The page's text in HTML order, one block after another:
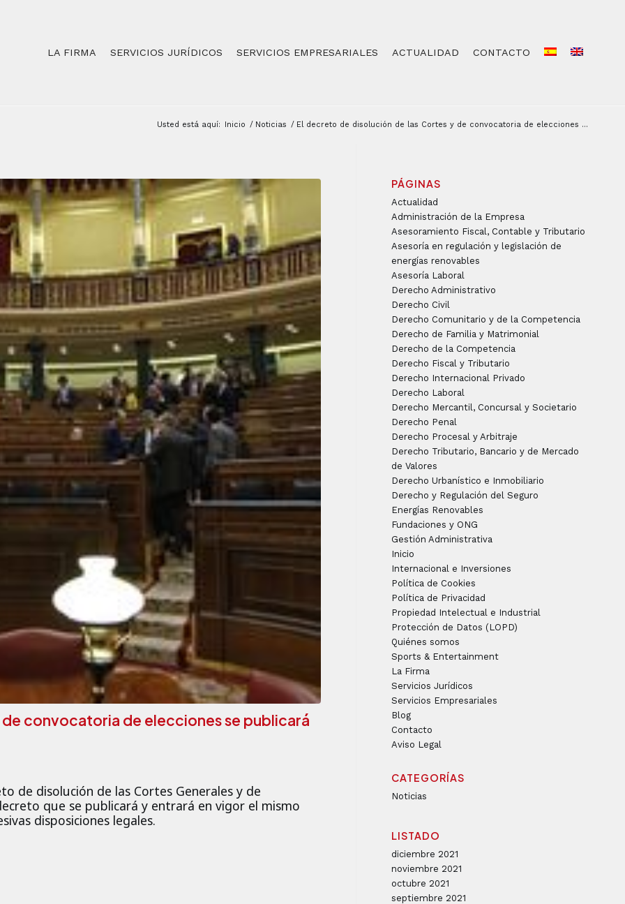
LA FIRMA SERVICIOS JURÍDICOS SERVICIOS EMPRESARIALES ACTUALIDAD CONTACTO
Usted está aquí: Inicio / Noticias / El decreto de disolución de las Cortes y de convocatoria de elecciones ...
convocatoria de elecciones se publicará
de disolución de las Cortes Generales y de
que se publicará y entrará en vigor el mismo
disposiciones legales.
PÁGINAS
Actualidad
Administración de la Empresa
Asesoramiento Fiscal, Contable y Tributario
Asesoría en regulación y legislación de
energías renovables
Asesoría Laboral
Derecho Administrativo
Derecho Civil
Derecho Comunitario y de la Competencia
Derecho de Familia y Matrimonial
Derecho de la Competencia
Derecho Fiscal y Tributario
Derecho Internacional Privado
Derecho Laboral
Derecho Mercantil, Concursal y Societario
Derecho Penal
Derecho Procesal y Arbitraje
Derecho Tributario, Bancario y de Mercado
de Valores
Derecho Urbanístico e Inmobiliario
Derecho y Regulación del Seguro
Energías Renovables
Fundaciones y ONG
Gestión Administrativa
Inicio
Internacional e Inversiones
Política de Cookies
Política de Privacidad
Propiedad Intelectual e Industrial
Protección de Datos (LOPD)
Quiénes somos
Sports & Entertainment
La Firma
Servicios Jurídicos
Servicios Empresariales
Blog
Contacto
Aviso Legal
CATEGORÍAS
Noticias
LISTADO
diciembre 2021
noviembre 2021
octubre 2021
septiembre 2021